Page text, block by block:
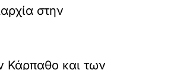
στην
Κάρπαθο και των